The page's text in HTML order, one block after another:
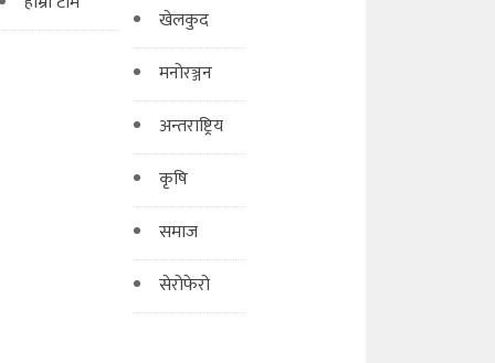
खेलकुद
मनोरञ्जन
अन्तराष्ट्रिय
कृषि
समाज
सेरोफेरो